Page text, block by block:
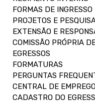
FORMAS DE INGRESSO
PROJETOS E
EXTENSÃO E
COMISSÃO PRÓPRIA
EGRESSOS
FORMATURAS
PERGUNTAS
CENTRAL DE
CADASTRO DO